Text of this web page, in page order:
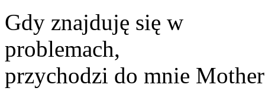
Gdy znajduję się w
przychodzi do mnie